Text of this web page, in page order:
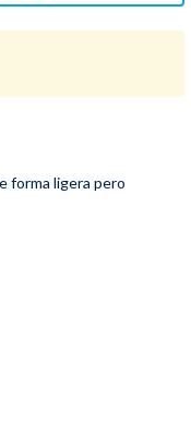
forma ligera pero